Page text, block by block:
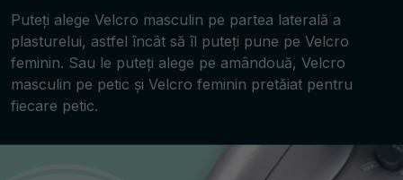
Puteți alege Velcro masculin pe partea laterală a
plasturelui, astfel încât să îl puteți pune pe Velcro
feminin. Sau le puteți alege pe amândouă, Velcro
masculin pe petic și Velcro feminin pretăiat pentru
fiecare petic.